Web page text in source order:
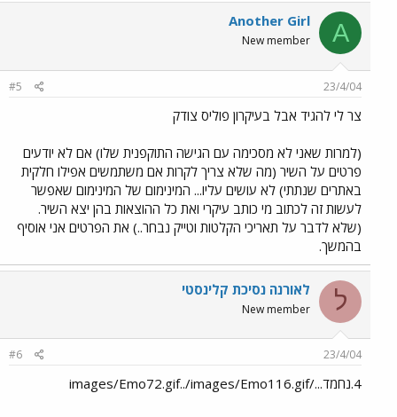
A
Another Girl
New member
23/4/04
#5
צר לי להגיד אבל בעיקרון פוליס צודק
(למרות שאני לא מסכימה עם הגישה התוקפנית שלו) אם לא יודעים
פרטים על השיר (מה שלא צריך לקרות אם משתמשים אפילו חלקית
באתרים שנתתי) לא עושים עליו... המינימום של המינימום שאפשר
לעשות זה לכתוב מי כותב עיקרי ואת כל ההוצאות בהן יצא השיר.
(שלא לדבר על תאריכי הקלטות וטייק נבחר..) את הפרטים אני אוסיף
בהמשך.
ל לאורנה נסיכת קלינסטי
New member
23/4/04
#6
4.נחמד.../images/Emo72.gif../images/Emo116.gif